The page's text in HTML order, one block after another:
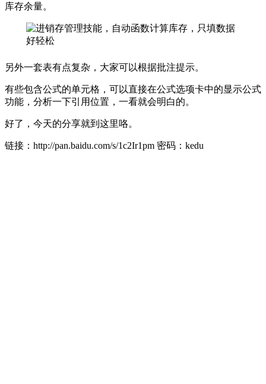
库存余量。
另外一套表有点复杂，大家可以根据批注提示。
有些包含公式的单元格，可以直接在公式选项卡中的显示公式
功能，分析一下引用位置，一看就会明白的。
好了，今天的分享就到这里咯。
链接：http://pan.baidu.com/s/1c2Ir1pm 密码：kedu